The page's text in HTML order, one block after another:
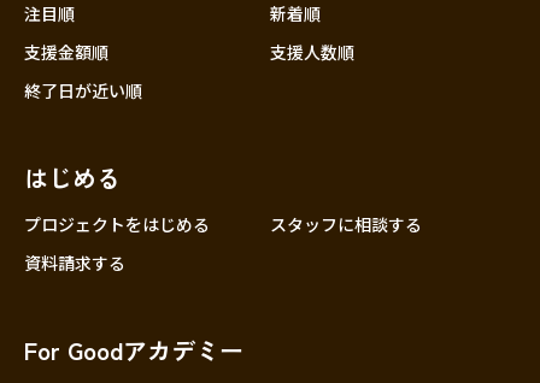
注目順
新着順
支援金額順
支援人数順
終了日が近い順
はじめる
プロジェクトをはじめる
スタッフに相談する
資料請求する
For Goodアカデミー